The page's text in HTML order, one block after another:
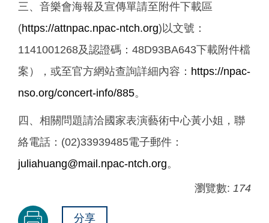
三、音樂會海報及宣傳單請至附件下載區
(https://attnpac.npac-ntch.org)以文號：
1141001268及認證碼：48D93BA643下載附件檔
案），或至官方網站查詢詳細內容： https://npac-
nso.org/concert-info/885。
四、相關問題請洽國家表演藝術中心黃小姐，聯
絡電話：(02)33939485電子郵件：
juliahuang@mail.npac-ntch.org。
瀏覽數: 174
分享